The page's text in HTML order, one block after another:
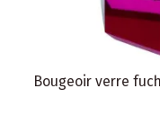
Bougeoir verre